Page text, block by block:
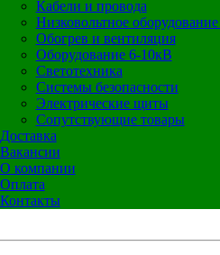
Кабели и провода
Низковольтное
Обогрев и вентиляция
Оборудование 6-10кВ
Светотехника
Системы безопасности
Электрические щиты
Сопутствующие товары
Доставка
Вакансии
О компании
Оплата
Контакты